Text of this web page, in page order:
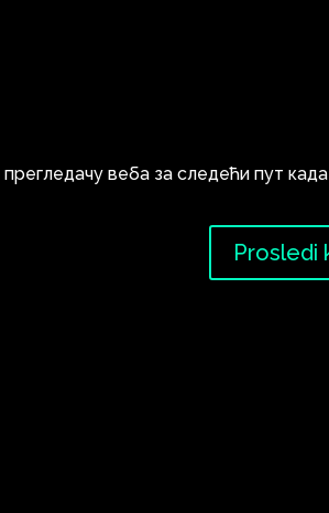
веба за следећи пут када